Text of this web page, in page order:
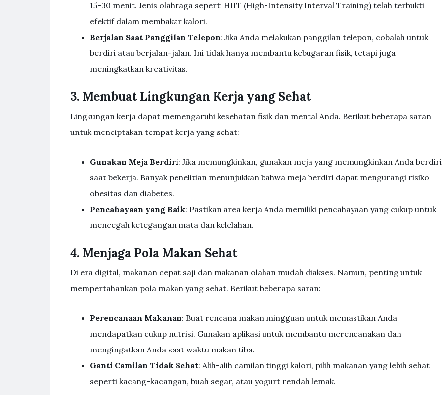
15-30 menit. Jenis olahraga seperti HIIT (High-Intensity Interval Training) telah terbukti
efektif dalam membakar kalori.
Berjalan Saat Panggilan Telepon: Jika Anda melakukan panggilan telepon, cobalah untuk
berdiri atau berjalan-jalan. Ini tidak hanya membantu kebugaran fisik, tetapi juga
meningkatkan kreativitas.
3. Membuat Lingkungan Kerja yang Sehat
Lingkungan kerja dapat memengaruhi kesehatan fisik dan mental Anda. Berikut beberapa saran
untuk menciptakan tempat kerja yang sehat:
Gunakan Meja Berdiri: Jika memungkinkan, gunakan meja yang memungkinkan Anda berdiri
saat bekerja. Banyak penelitian menunjukkan bahwa meja berdiri dapat mengurangi risiko
obesitas dan diabetes.
Pencahayaan yang Baik: Pastikan area kerja Anda memiliki pencahayaan yang cukup untuk
mencegah ketegangan mata dan kelelahan.
4. Menjaga Pola Makan Sehat
Di era digital, makanan cepat saji dan makanan olahan mudah diakses. Namun, penting untuk
mempertahankan pola makan yang sehat. Berikut beberapa saran:
Perencanaan Makanan: Buat rencana makan mingguan untuk memastikan Anda
mendapatkan cukup nutrisi. Gunakan aplikasi untuk membantu merencanakan dan
mengingatkan Anda saat waktu makan tiba.
Ganti Camilan Tidak Sehat: Alih-alih camilan tinggi kalori, pilih makanan yang lebih sehat
seperti kacang-kacangan, buah segar, atau yogurt rendah lemak.